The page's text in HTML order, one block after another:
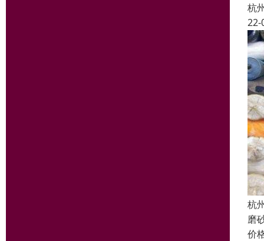
杭
22-
杭
磨
价